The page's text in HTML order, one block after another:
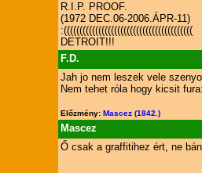
R.I.P. PROOF.
(1972 DEC.06-2006.ÁPR-11)
:(((((((((((((((((((((((((((((((((((((((((
DETROIT!!!
F.D.
Jah jo nem leszek vele
Nem tehet róla hogy kicsit
Előzmény: Mascez (1842.)
Mascez
Ő csak a graffitihez ért, ne